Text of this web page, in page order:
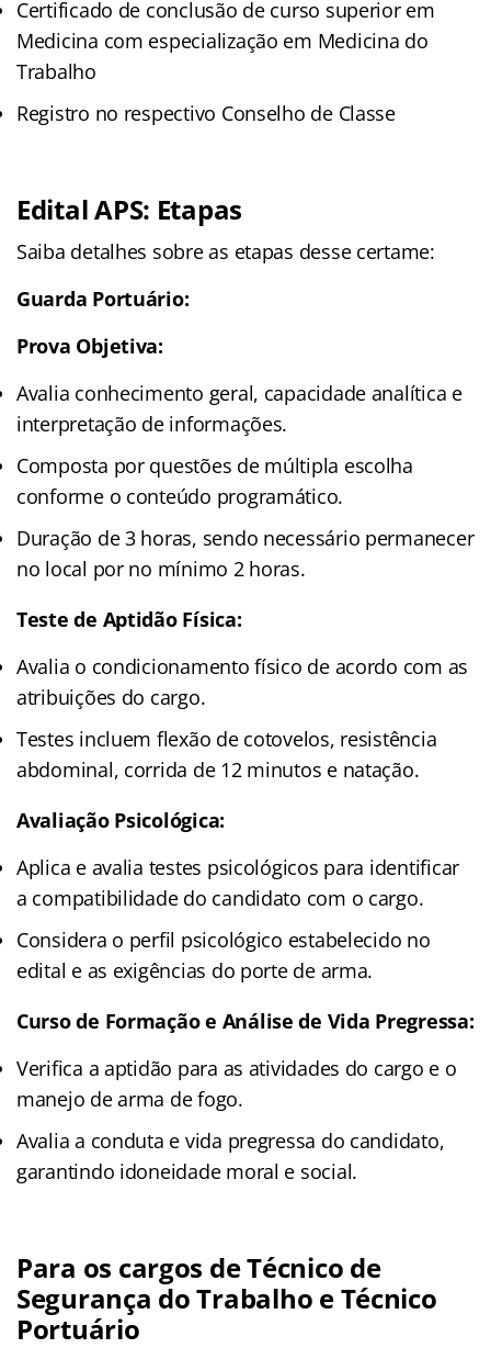
Certificado de conclusão de curso superior em
Medicina com especialização em Medicina do
Trabalho
Registro no respectivo Conselho de Classe
Edital APS: Etapas
Saiba detalhes sobre as etapas desse certame:
Guarda Portuário:
Prova Objetiva:
Avalia conhecimento geral, capacidade analítica e
interpretação de informações.
Composta por questões de múltipla escolha
conforme o conteúdo programático.
Duração de 3 horas, sendo necessário permanecer
no local por no mínimo 2 horas.
Teste de Aptidão Física:
Avalia o condicionamento físico de acordo com as
atribuições do cargo.
Testes incluem flexão de cotovelos, resistência
abdominal, corrida de 12 minutos e natação.
Avaliação Psicológica:
Aplica e avalia testes psicológicos para identificar
a compatibilidade do candidato com o cargo.
Considera o perfil psicológico estabelecido no
edital e as exigências do porte de arma.
Curso de Formação e Análise de Vida Pregressa:
Verifica a aptidão para as atividades do cargo e o
manejo de arma de fogo.
Avalia a conduta e vida pregressa do candidato,
garantindo idoneidade moral e social.
Para os cargos de Técnico de
Segurança do Trabalho e Técnico
Portuário